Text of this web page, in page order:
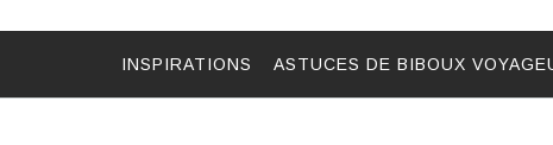
INSPIRATIONS ASTUCES DE BIBOUX